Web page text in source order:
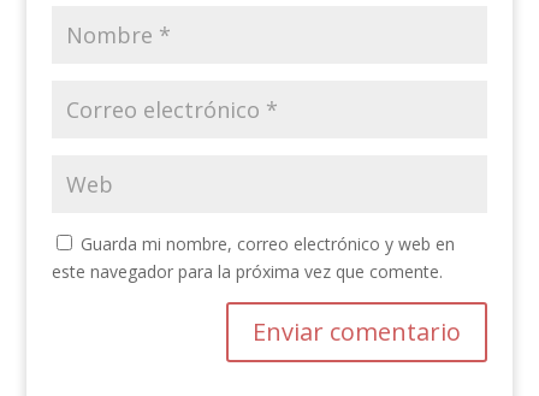
Guarda mi nombre, correo electrónico y web en
este navegador para la próxima vez que comente.